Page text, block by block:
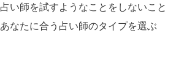
占い師を試すようなことをしないこと
あなたに合う占い師のタイプを選ぶ